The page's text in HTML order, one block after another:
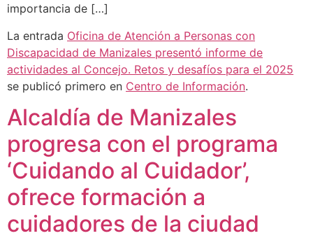
importancia de […]
La entrada Oficina de Atención a Personas con
Discapacidad de Manizales presentó informe de
actividades al Concejo. Retos y desafíos para el 2025
se publicó primero en Centro de Información.
Alcaldía de Manizales
progresa con el programa
‘Cuidando al Cuidador’,
ofrece formación a
cuidadores de la ciudad